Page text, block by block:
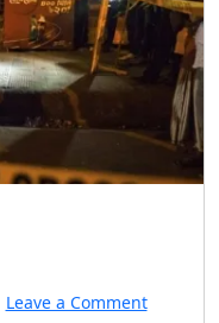
Leave a Comment